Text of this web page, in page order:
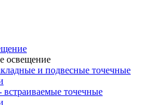
освещение
и подвесные точечные
встраиваемые точечные